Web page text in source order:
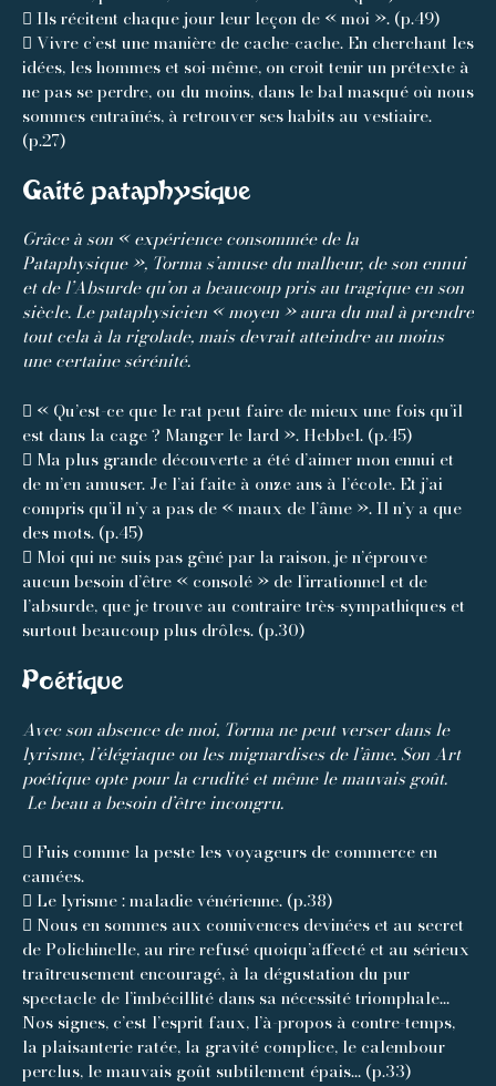
 Ils récitent chaque jour leur leçon de « moi ». (p.49)
 Vivre c’est une manière de cache-cache. En cherchant les
idées, les hommes et soi-même, on croit tenir un prétexte à
ne pas se perdre, ou du moins, dans le bal masqué où nous
sommes entraînés, à retrouver ses habits au vestiaire.
(p.27)
Gaité pataphysique
Grâce à son « expérience consommée de la
Pataphysique », Torma s’amuse du malheur, de son ennui
et de l’Absurde qu’on a beaucoup pris au tragique en son
siècle. Le pataphysicien « moyen » aura du mal à prendre
tout cela à la rigolade, mais devrait atteindre au moins
une certaine sérénité.
 « Qu’est-ce que le rat peut faire de mieux une fois qu’il
est dans la cage ? Manger le lard ». Hebbel. (p.45)
 Ma plus grande découverte a été d’aimer mon ennui et
de m’en amuser. Je l’ai faite à onze ans à l’école. Et j’ai
compris qu’il n’y a pas de « maux de l’âme ». Il n’y a que
des mots. (p.45)
 Moi qui ne suis pas gêné par la raison, je n’éprouve
aucun besoin d’être « consolé » de l’irrationnel et de
l’absurde, que je trouve au contraire très-sympathiques et
surtout beaucoup plus drôles. (p.30)
Poétique
Avec son absence de moi, Torma ne peut verser dans le
lyrisme, l’élégiaque ou les mignardises de l’âme. Son Art
poétique opte pour la crudité et même le mauvais goût.
⁬ Le beau a besoin d’être incongru.
 Fuis comme la peste les voyageurs de commerce en
camées.
 Le lyrisme : maladie vénérienne. (p.38)
 Nous en sommes aux connivences devinées et au secret
de Polichinelle, au rire refusé quoiqu’affecté et au sérieux
traîtreusement encouragé, à la dégustation du pur
spectacle de l’imbécillité dans sa nécessité triomphale…
Nos signes, c’est l’esprit faux, l’à-propos à contre-temps,
la plaisanterie ratée, la gravité complice, le calembour
perclus, le mauvais goût subtilement épais… (p.33)